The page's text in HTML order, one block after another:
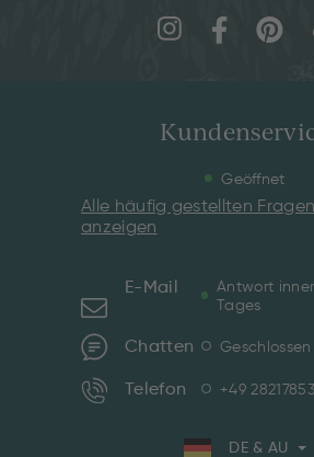
Geöffnet
Alle häufig gestellten Fragen
anzeigen
E-Mail
Antwort
Tages
Chatten Geschlossen
Telefon +49
DE & AU